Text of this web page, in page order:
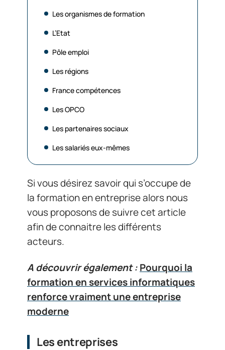
Les organismes de formation
L’Etat
Pôle emploi
Les régions
France compétences
Les OPCO
Les partenaires sociaux
Les salariés eux-mêmes
Si vous désirez savoir qui s’occupe de
la formation en entreprise alors nous
vous proposons de suivre cet article
afin de connaitre les différents
acteurs.
A découvrir également :Pourquoi la
formation en services informatiques
renforce vraiment une entreprise
moderne
Les entreprises